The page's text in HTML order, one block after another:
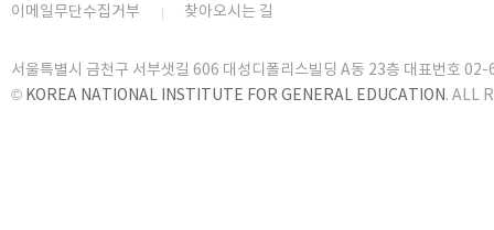
이메일무단수집거부 찾아오시는 길
서울특별시 금천구 서부샛길 606 대성디폴리스빌딩 A동 23층 대표번호
© KOREA NATIONAL INSTITUTE FOR GENERAL EDUCATION. ALL